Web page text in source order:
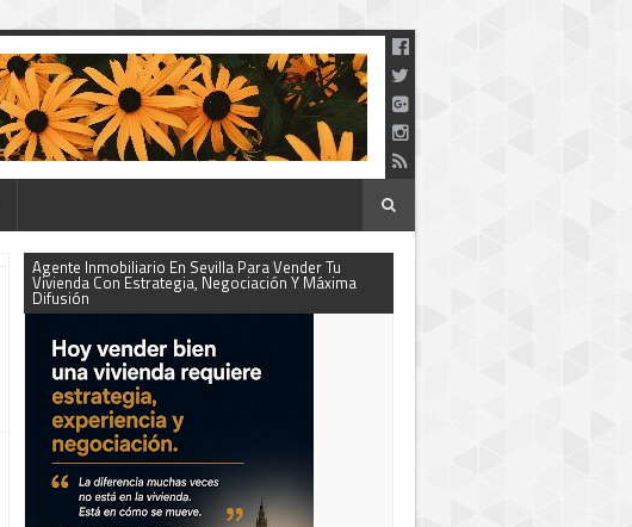
Agente Inmobiliario En Sevilla Para Vender Tu
Vivienda Con Estrategia, Negociación Y Máxima
Difusión